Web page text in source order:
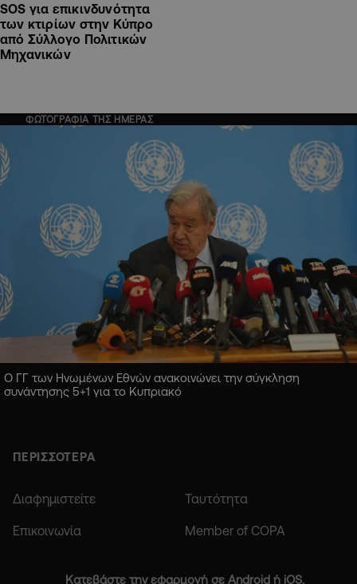
SOS για επικινδυνότητα
των κτιρίων στην Κύπρο
από Σύλλογο Πολιτικών
Μηχανικών
ΦΩΤΟΓΡΑΦΙΑ ΤΗΣ ΗΜΕΡΑΣ
Ο ΓΓ των Ηνωμένων Εθνών ανακοινώνει την σύγκληση
συνάντησης 5+1 για το Κυπριακό
ΠΕΡΙΣΣΟΤΕΡΑ
Διαφημιστείτε Ταυτότητα
Επικοινωνία Member of COPA
Κατεβάστε την εφαρμογή σε Android ή iOS.